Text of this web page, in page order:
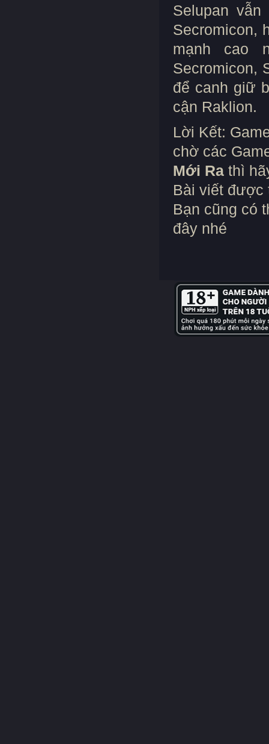
Selupan
Secromicon,
mạnh cao
Secromicon,
để canh giữ
cận Raklion.
Lời Kết:
chờ các
Mới Rathì
Bài viết
Bạn cũng có
đây nhé